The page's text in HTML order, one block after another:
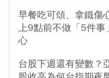
早餐吃可頌、拿鐵傷
上9點前不做「5件事
心
台股下週還有變數？